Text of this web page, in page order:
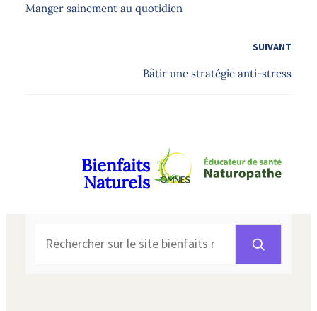
Manger sainement au quotidien
SUIVANT
Bâtir une stratégie anti-stress
Bienfaits
Naturels